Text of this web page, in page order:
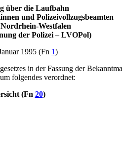
über die Laufbahn
und Polizeivollzugsbeamten
Westfalen
der Polizei – LVOPol)
1995 (Fn 1)
in der Fassung der
folgendes verordnet:
(Fn 20)